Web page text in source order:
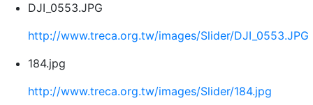
DJI_0553.JPG
http://www.treca.org.tw/images/Slider/DJI_0553.JPG
184.jpg
http://www.treca.org.tw/images/Slider/184.jpg